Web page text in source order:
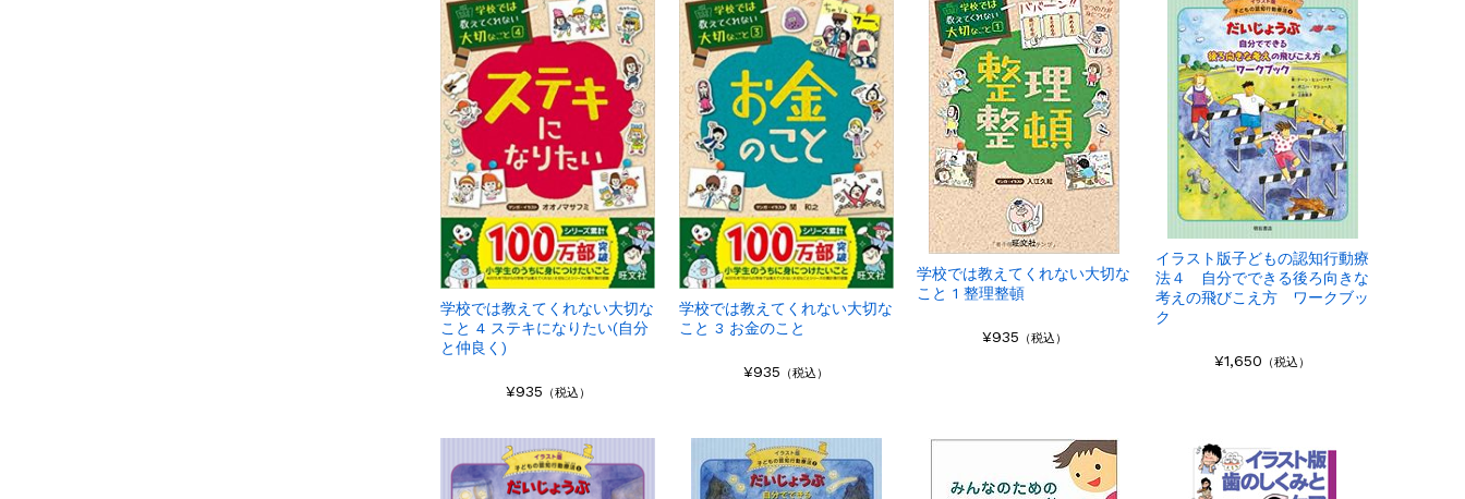
学校では教えてくれない大切な
こと 4 ステキになりたい(自分
と仲良く)
¥935 （税込）
学校では教えてくれない大切な
こと 3 お金のこと
¥935 （税込）
学校では教えてくれない大切な
こと 1 整理整頓
¥935 （税込）
イラスト版子どもの認知行動療
法４ 自分でできる後ろ向きな
考えの飛びこえ方 ワークブッ
ク
¥1,650 （税込）